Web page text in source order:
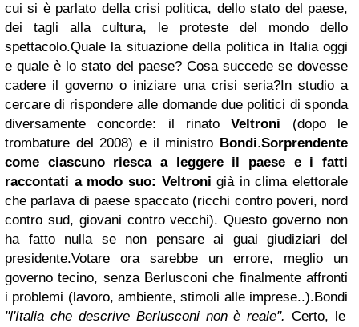
cui si è parlato della crisi politica, dello stato del paese,
dei tagli alla cultura, le proteste del mondo dello
spettacolo.Quale la situazione della politica in Italia oggi
e quale è lo stato del paese? Cosa succede se dovesse
cadere il governo o iniziare una crisi seria?In studio a
cercare di rispondere alle domande due politici di sponda
diversamente concorde: il rinatoVeltroni (dopo le
trombature del 2008) e il ministro Bondi.Sorprendente
come ciascuno riesca a leggere il paese e i fatti
raccontati a modo suo: Veltronigià in clima elettorale
che parlava di paese spaccato (ricchi contro poveri, nord
contro sud, giovani contro vecchi). Questo governo non
ha fatto nulla se non pensare ai guai giudiziari del
presidente.Votare ora sarebbe un errore, meglio un
governo tecino, senza Berlusconi che finalmente affronti
i problemi (lavoro, ambiente, stimoli alle imprese..). Bondi
"l'Italia che descrive Berlusconi non è reale". Certo, le